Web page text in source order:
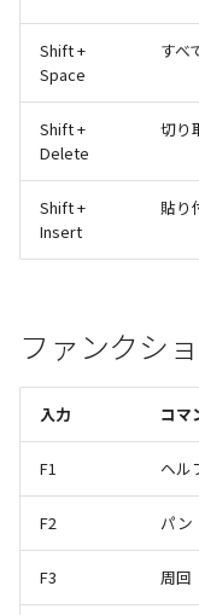
Shift +
Space
すべ
Shift +
Delete
切り
Shift +
Insert
貼り
ファンクシ
入力 コマ
F1 ヘル
F2 パン
F3 周回